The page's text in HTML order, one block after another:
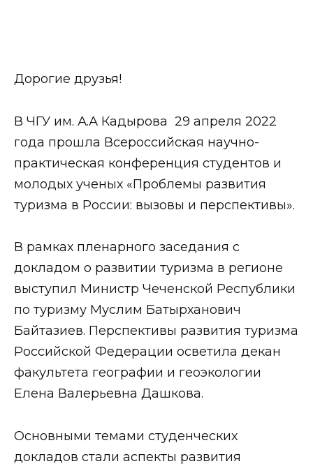
Дорогие друзья!
В ЧГУ им. А.А Кадырова 29 апреля 2022
года прошла Всероссийская научно-
практическая конференция студентов и
молодых ученых «Проблемы развития
туризма в России: вызовы и перспективы».
В рамках пленарного заседания с
докладом о развитии туризма в регионе
выступил Министр Чеченской Республики
по туризму Муслим Батырханович
Байтазиев. Перспективы развития туризма
Российской Федерации осветила декан
факультета географии и геоэкологии
Елена Валерьевна Дашкова.
Основными темами студенческих
докладов стали аспекты развития